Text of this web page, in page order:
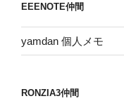
ブ
EEENOTE仲間
yamdan 個人メモ
RONZIA3仲間